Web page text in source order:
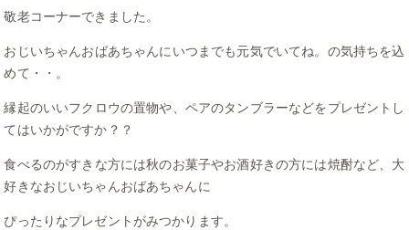
敬老コーナーできました。
おじいちゃんおばあちゃんにいつまでも元気でいてね。の気持ちを込
めて・・。
縁起のいいフクロウの置物や、ペアのタンブラーなどをプレゼントし
てはいかがですか？？
食べるのがすきな方には秋のお菓子やお酒好きの方には焼酎など、大
好きなおじいちゃんおばあちゃんに
ぴったりなプレゼントがみつかります。